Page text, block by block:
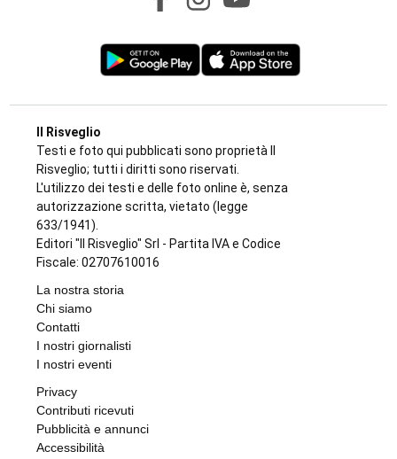
Il Risveglio
Testi e foto qui pubblicati sono proprietà Il
Risveglio; tutti i diritti sono riservati.
L'utilizzo dei testi e delle foto online è, senza
autorizzazione scritta, vietato (legge
633/1941).
Editori "Il Risveglio" Srl - Partita IVA e Codice
Fiscale: 02707610016
La nostra storia
Chi siamo
Contatti
I nostri giornalisti
I nostri eventi
Privacy
Contributi ricevuti
Pubblicità e annunci
Accessibilità